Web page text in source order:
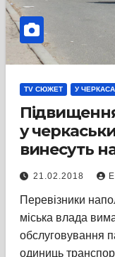
TV СЮЖЕТ У
у
винесуть
21.02.2018
Перевізники
міська влада
обслуговування
одиниць